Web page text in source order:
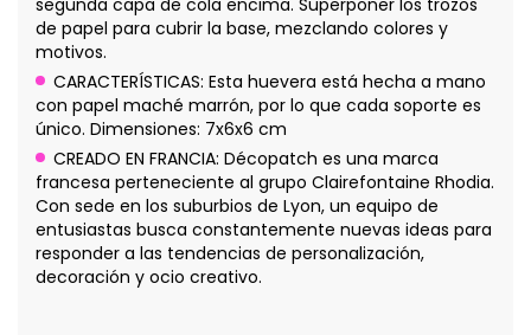
de papel para cubrir la base, mezclando colores y
motivos.
CARACTERÍSTICAS: Esta huevera está hecha a mano
con papel maché marrón, por lo que cada soporte es
único. Dimensiones: 7x6x6 cm
CREADO EN FRANCIA: Décopatch es una marca
francesa perteneciente al grupo Clairefontaine Rhodia.
Con sede en los suburbios de Lyon, un equipo de
entusiastas busca constantemente nuevas ideas para
responder a las tendencias de personalización,
decoración y ocio creativo.